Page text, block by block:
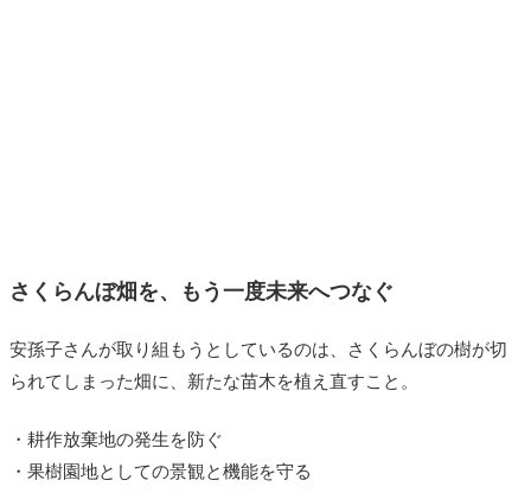
さくらんぼ畑を、もう一度未来へつなぐ
安孫子さんが取り組もうとしているのは、さくらんぼの樹が切
られてしまった畑に、新たな苗木を植え直すこと。
・耕作放棄地の発生を防ぐ
・果樹園地としての景観と機能を守る